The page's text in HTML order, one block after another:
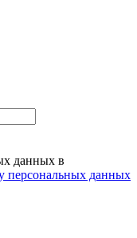
данных в
персональных данных